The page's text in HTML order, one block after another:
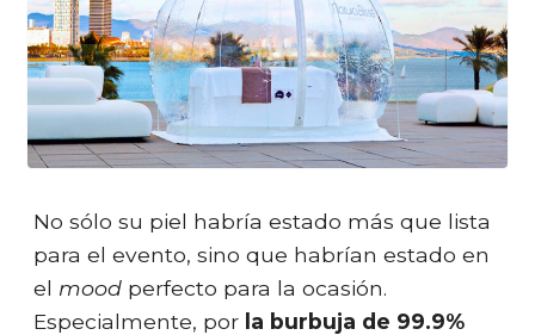
No sólo su piel habría estado más que lista
para el evento, sino que habrían estado en
el mood perfecto para la ocasión.
Especialmente, por la burbuja de 99.9%